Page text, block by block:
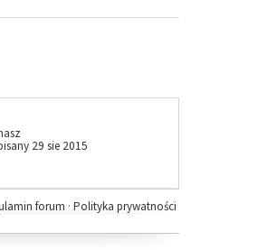
29 sie 2015
Polityka prywatności
forum ·